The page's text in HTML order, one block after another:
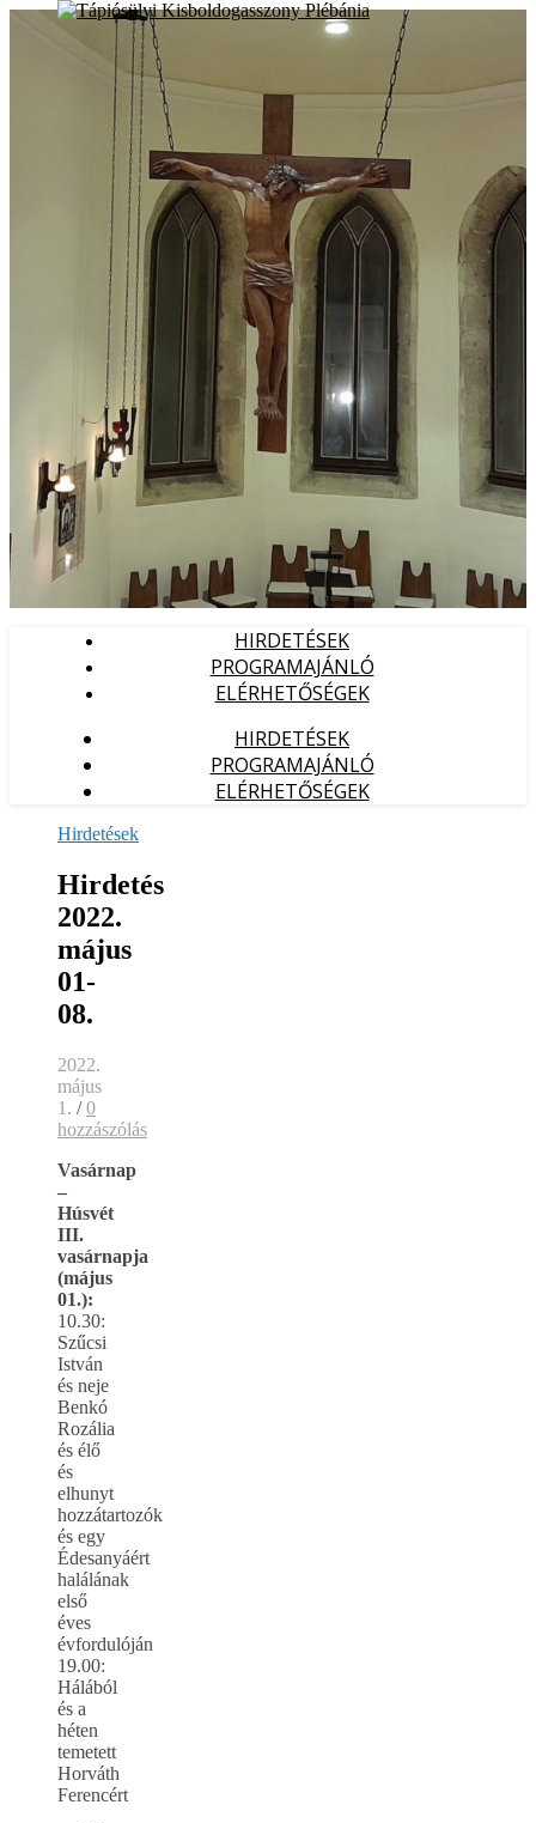
HIRDETÉSEK
PROGRAMAJÁNLÓ
ELÉRHETŐSÉGEK
HIRDETÉSEK
PROGRAMAJÁNLÓ
ELÉRHETŐSÉGEK
Hirdetések
Hirdetés
2022.
május
01-
08.
2022.
május
1. / 0
hozzászólás
Vasárnap
–
Húsvét
III.
vasárnapja
(május
01.):
10.30:
Szűcsi
István
és neje
Benkó
Rozália
és élő
és
elhunyt
hozzátartozók
és egy
Édesanyáért
halálának
első
éves
évfordulóján
19.00:
Hálából
és a
héten
temetett
Horváth
Ferencért